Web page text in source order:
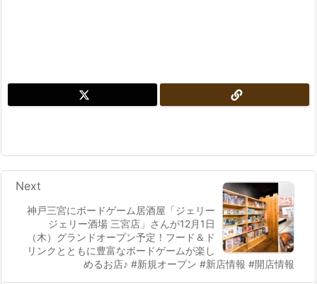
神戸三宮にボードゲーム居酒屋「ジェリー
ジェリー酒場 三宮店」さんが12月1日
（木）グランドオープン予定！フード＆ド
リンクとともに豊富なボードゲームが楽し
めるお店♪ #新規オープン #新店情報 #開店情報
Next